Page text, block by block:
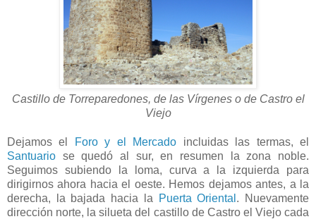
Castillo de Torreparedones, de las Vírgenes o de Castro el
Viejo
Dejamos el Foro y el Mercado incluidas las termas, el
Santuario se quedó al sur, en resumen la zona noble.
Seguimos subiendo la loma, curva a la izquierda para
dirigirnos ahora hacia el oeste. Hemos dejamos antes, a la
derecha, la bajada hacia la
Puerta Oriental . Nuevamente
dirección norte, la silueta del castillo de Castro el Viejo cada